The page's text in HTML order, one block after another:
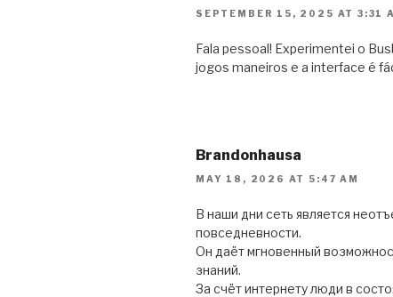
SEPTEMBER 15, 2025 AT 3:31
Fala pessoal! Experimentei o
jogos maneiros e a interface é
Brandonhausa
MAY 18, 2026 AT 5:47 AM
В наши дни сеть является
повседневности.
Он даёт мгновенный
знаний.
За счёт интернету люди в